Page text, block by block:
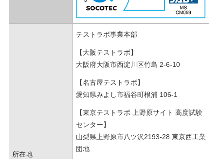
所在地
テストラボ事業本部
【大阪テストラボ】
大阪府大阪市西淀川区竹島 2-6-10
【名古屋テストラボ】
愛知県みよし市福谷町根浦 106-1
【東京テストラボ 上野原サイト 高度試験
センター】
山梨県上野原市八ツ沢2193-28 東京西工業
団地